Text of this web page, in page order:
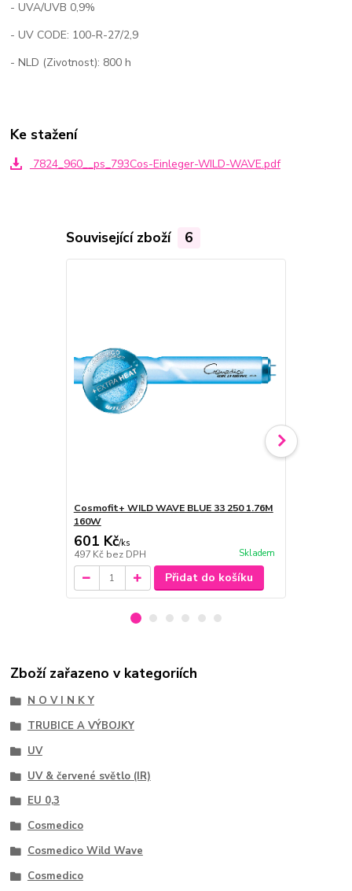
- UVA/UVB 0,9%
- UV CODE: 100-R-27/2,9
- NLD (Zivotnost): 800 h
Ke stažení
7824_960__ps_793Cos-Einleger-WILD-WAVE.pdf
Související zboží 6
Cosmofit+ WILD WAVE BLUE 33 250 1.76M
160W
601 Kč/ks
497 Kč bez DPH Skladem
Přidat do košíku
Zboží zařazeno v kategoriích
N O V I N K Y
TRUBICE A VÝBOJKY
UV
UV & červené světlo (IR)
EU 0,3
Cosmedico
Cosmedico Wild Wave
Cosmedico